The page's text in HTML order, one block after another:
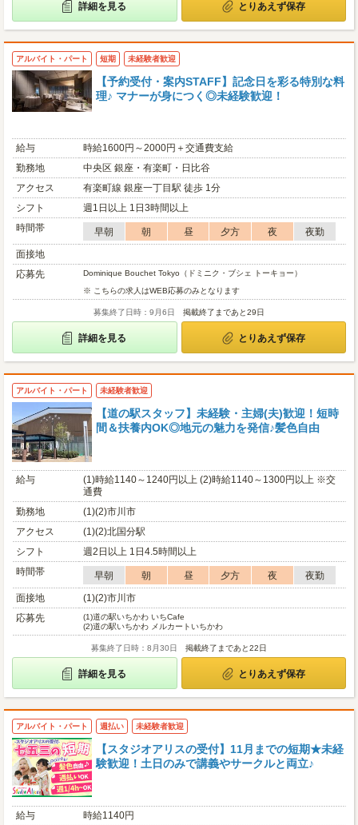
詳細を見る とりあえず保存
アルバイト・パート 短期 未経験者歓迎
【予約受付・案内STAFF】記念日を彩る特別な料
理♪ マナーが身につく◎未経験歓迎！
給与
時給1600円～2000円＋交通費支給
勤務地
中央区 銀座・有楽町・日比谷
アクセス
有楽町線 銀座一丁目駅 徒歩 1分
シフト
週1日以上 1日3時間以上
時間帯
早朝 朝 昼 夕方 夜
夜勤
面接地
応募先
Dominique Bouchet Tokyo（ドミニク・ブシェ トーキョー）
※ こちらの求人はWEB応募のみとなります
募集終了日時：9月6日 掲載終了まであと29日
詳細を見る とりあえず保存
アルバイト・パート 未経験者歓迎
【道の駅スタッフ】未経験・主婦(夫)歓迎！短時
間＆扶養内OK◎地元の魅力を発信♪髪色自由
給与
(1)時給1140～1240円以上 (2)時給1140～1300円以上 ※交
通費
勤務地
(1)(2)市川市
アクセス
(1)(2)北国分駅
シフト
週2日以上 1日4.5時間以上
時間帯
早朝 朝 昼 夕方 夜
夜勤
面接地
(1)(2)市川市
応募先
(1)道の駅いちかわ いちCafe
(2)道の駅いちかわ メルカートいちかわ
募集終了日時：8月30日 掲載終了まであと22日
詳細を見る とりあえず保存
アルバイト・パート 週払い 未経験者歓迎
【スタジオアリスの受付】11月までの短期★未経
験歓迎！土日のみで講義やサークルと両立♪
給与
時給1140円